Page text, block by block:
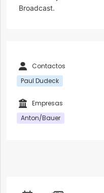
Broadcast.
Contactos
Paul Dudeck
Empresas
Anton/Bauer